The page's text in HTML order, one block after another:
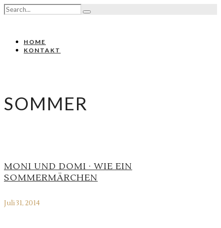
HOME
KONTAKT
SOMMER
MONI UND DOMI · WIE EIN
SOMMERMÄRCHEN
Juli 31, 2014